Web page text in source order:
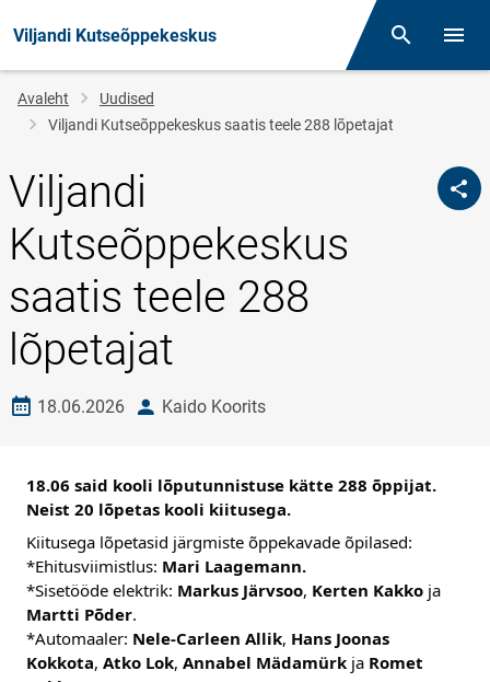
Viljandi Kutseõppekeskus Otsing
Jälglink
Avaleht
Uudised
Viljandi Kutseõppekeskus saatis teele 288 lõpetajat
Viljandi
Kutseõppekeskus
saatis teele 288
lõpetajat
Loomise kuupäev
18.06.2026 autorKaido Koorits
18.06 said kooli lõputunnistuse kätte 288 õppijat.
Neist 20 lõpetas kooli kiitusega.
Kiitusega lõpetasid järgmiste õppekavade õpilased:
*Ehitusviimistlus: Mari Laagemann.
*Sisetööde elektrik: Markus Järvsoo, Kerten Kakko ja
Martti Põder.
*Automaaler: Nele-Carleen Allik, Hans Joonas
Kokkota, Atko Lok, Annabel Mädamürk ja Romet